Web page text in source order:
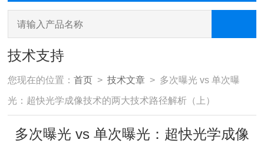
技术支持
您现在的位置：首页 >技术文章 > 多次曝光 vs 单次曝
光：超快光学成像技术的两大技术路径解析（上）
多次曝光 vs 单次曝光：超快光学成像